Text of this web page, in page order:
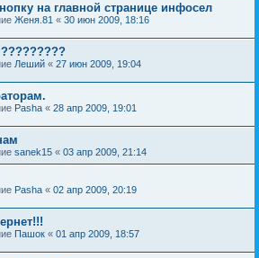
на главной странице инфосел
Женя.81 « 30 июн 2009, 18:16
Леший « 27 июн 2009, 19:04
Pasha « 28 апр 2009, 19:01
sanek15 « 03 апр 2009, 21:14
Pasha « 02 апр 2009, 20:19
Пашок « 01 апр 2009, 18:57